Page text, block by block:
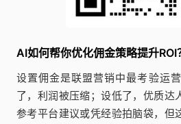
AI如何帮你优化佣金策略提升ROI
设置佣金是联盟营销中最考验运
了，利润被压缩；设低了，优质达
参考平台建议或凭经验拍脑袋，但